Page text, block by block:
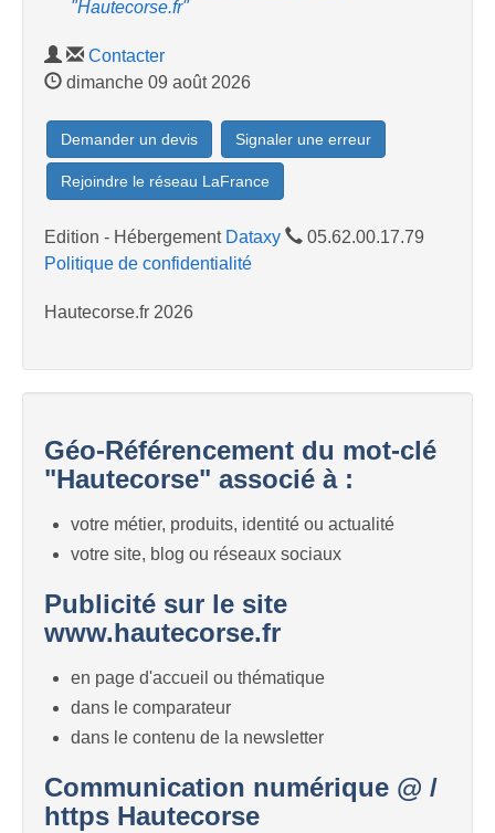
"Hautecorse.fr"
Contacter
dimanche 09 août 2026
Demander un devis Signaler une erreur
Rejoindre le réseau LaFrance
Edition - Hébergement Dataxy
05.62.00.17.79
Politique de confidentialité
Hautecorse.fr 2026
Géo-Référencement du mot-clé
"Hautecorse" associé à :
votre métier, produits, identité ou actualité
votre site, blog ou réseaux sociaux
Publicité sur le site
www.hautecorse.fr
en page d'accueil ou thématique
dans le comparateur
dans le contenu de la newsletter
Communication numérique @ /
https Hautecorse